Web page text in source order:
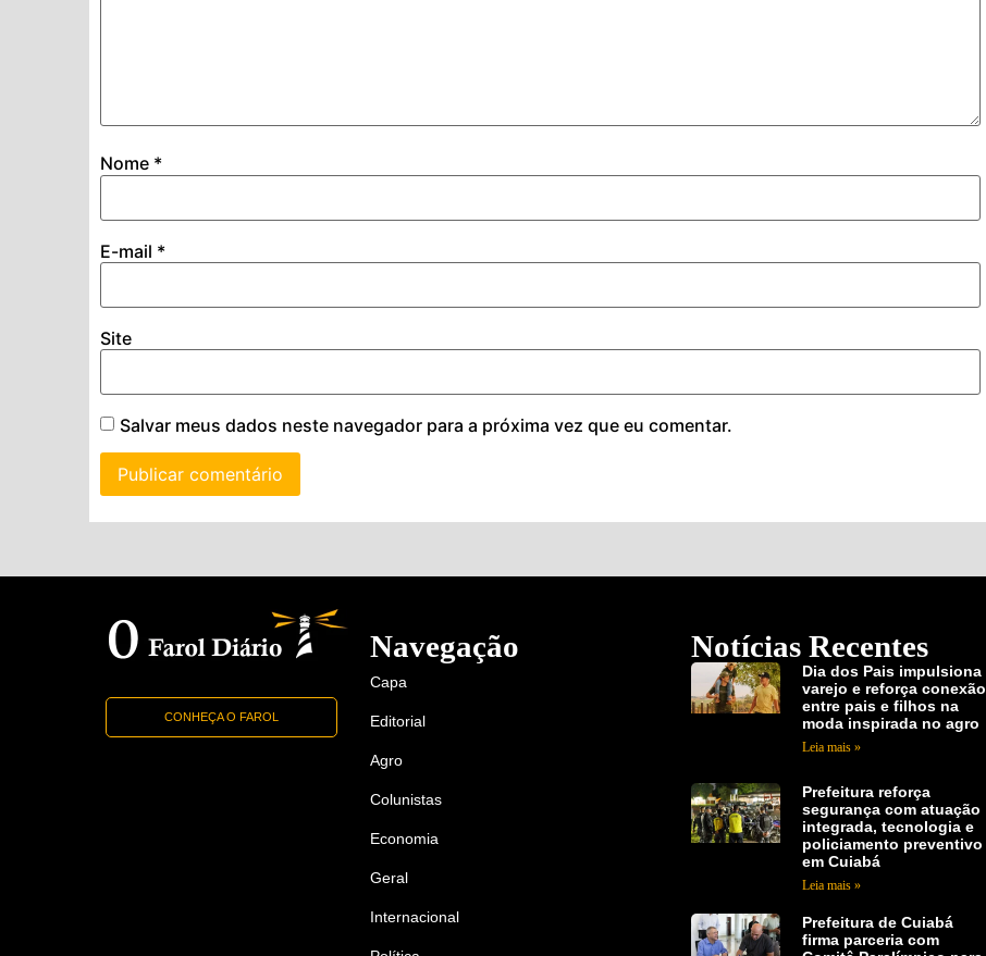
Nome *
E-mail *
Site
Salvar meus dados neste navegador para a próxima vez que eu comentar.
CONHEÇA O FAROL
Navegação
Capa
Editorial
Agro
Colunistas
Economia
Geral
Internacional
Notícias Recentes
Dia dos Pais impulsiona
varejo e reforça conexão
entre pais e filhos na
moda inspirada no agro
Leia mais »
Prefeitura reforça
segurança com atuação
integrada, tecnologia e
policiamento preventivo
em Cuiabá
Leia mais »
Prefeitura de Cuiabá
firma parceria com